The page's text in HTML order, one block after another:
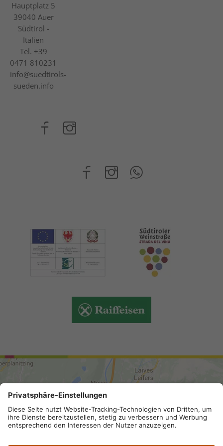
Hauptplatz 5
39040 Auer
Südtirol -
Italien
Tel. +39
0471 810231
info@suedtirols-
sueden.info
ANREISE